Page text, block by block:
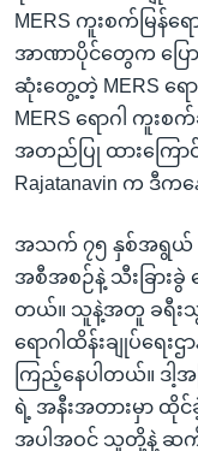
သို့
ကျော်
ရန်
MERS ကူးစက်မြန်
အာဏာပိုင်တွေက ပြေ
ဆုံးတွေ့တဲ့ MERS ရ
MERS ရောဂါ ကူး
အတည်ပြု ထားကြောင်
Rajatanavin က ဒီကန
အသက် ၇၅ နှစ်အရွယ် အဲ
အစီအစဉ်နဲ့ သီးခြာ
တယ်။ သူနဲ့အတူ ခရီးသွ
ရောဂါထိန်းချုပ်ရေး
ကြည့်နေပါတယ်။ ဒါ့အ
ရဲ့ အနီးအတားမှာ ထိုင်
အပါအဝင် သူတို့နဲ့ ဆ